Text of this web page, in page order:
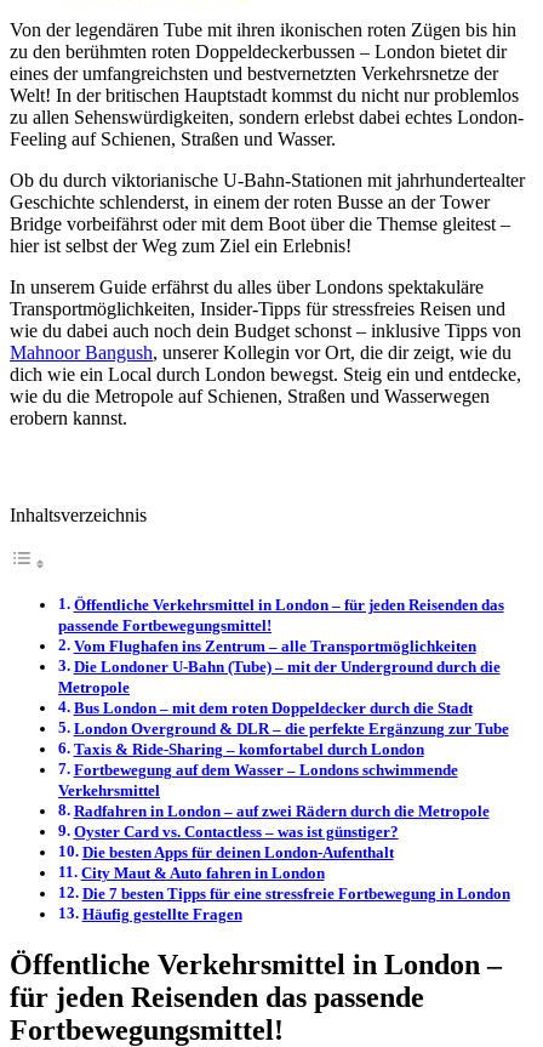
Von der legendären Tube mit ihren ikonischen roten Zügen bis hin
zu den berühmten roten Doppeldeckerbussen – London bietet dir
eines der umfangreichsten und bestvernetzten Verkehrsnetze der
Welt! In der britischen Hauptstadt kommst du nicht nur problemlos
zu allen Sehenswürdigkeiten, sondern erlebst dabei echtes London-
Feeling auf Schienen, Straßen und Wasser.
Ob du durch viktorianische U-Bahn-Stationen mit jahrhundertealter
Geschichte schlenderst, in einem der roten Busse an der Tower
Bridge vorbeifährst oder mit dem Boot über die Themse gleitest –
hier ist selbst der Weg zum Ziel ein Erlebnis!
In unserem Guide erfährst du alles über Londons spektakuläre
Transportmöglichkeiten, Insider-Tipps für stressfreies Reisen und
wie du dabei auch noch dein Budget schonst – inklusive Tipps von
Mahnoor Bangush, unserer Kollegin vor Ort, die dir zeigt, wie du
dich wie ein Local durch London bewegst. Steig ein und entdecke,
wie du die Metropole auf Schienen, Straßen und Wasserwegen
erobern kannst.
Inhaltsverzeichnis
Öffentliche Verkehrsmittel in London – für jeden Reisenden das
passende Fortbewegungsmittel!
Vom Flughafen ins Zentrum – alle Transportmöglichkeiten
Die Londoner U-Bahn (Tube) – mit der Underground durch die
Metropole
Bus London – mit dem roten Doppeldecker durch die Stadt
London Overground & DLR – die perfekte Ergänzung zur Tube
Taxis & Ride-Sharing – komfortabel durch London
Fortbewegung auf dem Wasser – Londons schwimmende
Verkehrsmittel
Radfahren in London – auf zwei Rädern durch die Metropole
Oyster Card vs. Contactless – was ist günstiger?
Die besten Apps für deinen London-Aufenthalt
City Maut & Auto fahren in London
Die 7 besten Tipps für eine stressfreie Fortbewegung in London
Häufig gestellte Fragen
Öffentliche Verkehrsmittel in London –
für jeden Reisenden das passende
Fortbewegungsmittel!